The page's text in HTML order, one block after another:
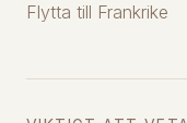
Flytta till Frankrike